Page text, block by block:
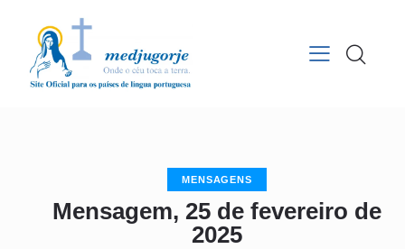
MENSAGENS
Mensagem, 25 de fevereiro de
2025